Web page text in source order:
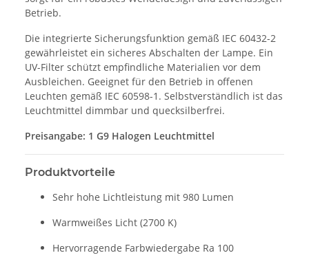
Betrieb.
Die integrierte Sicherungsfunktion gemäß IEC 60432-2
gewährleistet ein sicheres Abschalten der Lampe. Ein
UV-Filter schützt empfindliche Materialien vor dem
Ausbleichen. Geeignet für den Betrieb in offenen
Leuchten gemäß IEC 60598-1. Selbstverständlich ist das
Leuchtmittel dimmbar und quecksilberfrei.
Preisangabe: 1 G9 Halogen Leuchtmittel
Produktvorteile
Sehr hohe Lichtleistung mit 980 Lumen
Warmweißes Licht (2700 K)
Hervorragende Farbwiedergabe Ra 100